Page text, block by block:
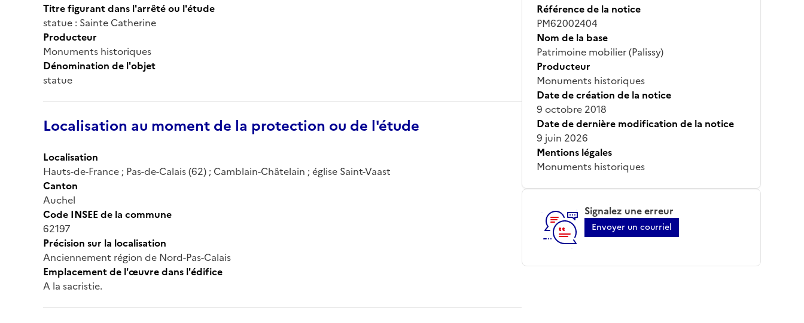
Titre figurant dans l'arrêté ou l'étude
statue : Sainte Catherine
Producteur
Monuments historiques
Dénomination de l'objet
statue
Localisation au moment de la protection ou de l'étude
Localisation
Hauts-de-France ; Pas-de-Calais (62) ; Camblain-Châtelain ; église Saint-Vaast
Canton
Auchel
Code INSEE de la commune
62197
Précision sur la localisation
Anciennement région de Nord-Pas-Calais
Emplacement de l'œuvre dans l'édifice
A la sacristie.
Référence de la notice
PM62002404
Nom de la base
Patrimoine mobilier (Palissy)
Producteur
Monuments historiques
Date de création de la notice
9 octobre 2018
Date de dernière modification de la notice
9 juin 2026
Mentions légales
Monuments historiques
Signalez une erreur
Envoyer un courriel